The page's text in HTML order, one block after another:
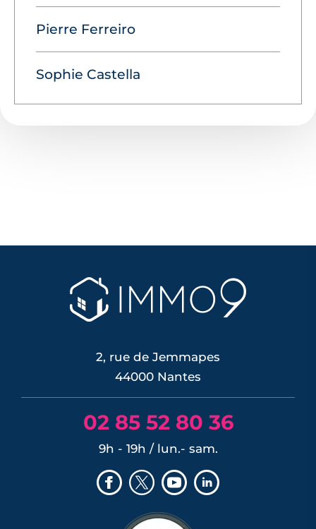
Pierre Ferreiro
Sophie Castella
2, rue de Jemmapes
44000 Nantes
02 85 52 80 36
9h - 19h / lun.- sam.